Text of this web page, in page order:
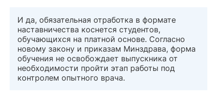
И да, обязательная отработка в формате
наставничества коснется студентов,
обучающихся на платной основе. Согласно
новому закону и приказам Минздрава, форма
обучения не освобождает выпускника от
необходимости пройти этап работы под
контролем опытного врача.